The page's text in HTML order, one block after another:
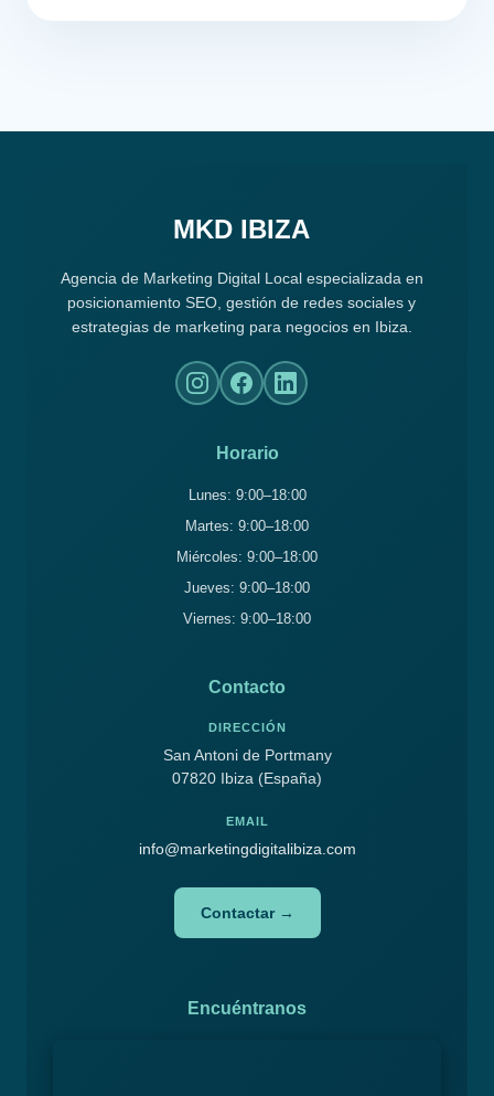
MKD IBIZA
Agencia de Marketing Digital Local especializada en
posicionamiento SEO, gestión de redes sociales y
estrategias de marketing para negocios en Ibiza.
Horario
Lunes: 9:00–18:00
Martes: 9:00–18:00
Miércoles: 9:00–18:00
Jueves: 9:00–18:00
Viernes: 9:00–18:00
Contacto
DIRECCIÓN
San Antoni de Portmany
07820 Ibiza (España)
EMAIL
info@marketingdigitalibiza.com
Contactar →
Encuéntranos